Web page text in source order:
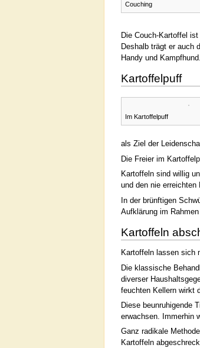
Couching
Die Couch-Kartoffel
Deshalb trägt er auch
Handy und
Kartoffelpuff
Im Kartoffelpuff
als Ziel der
Die Freier im
Kartoffeln sind willig
und den nie erreichten
In der brünftigen
Aufklärung im
Kartoffeln
Kartoffeln lassen sich
Die klassische
diverser
feuchten Kellern wirkt
Diese beunruhigende
erwachsen. Immerhin
Ganz radikale
Kartoffeln